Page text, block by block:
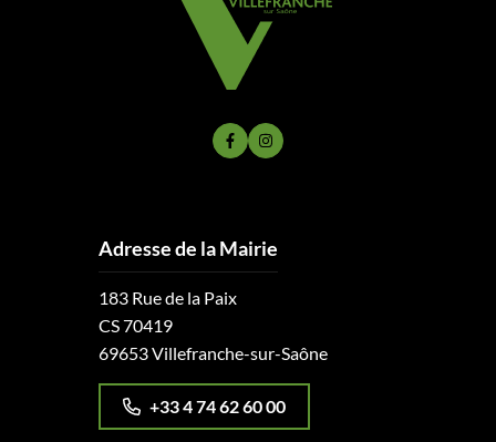
Lien vers le compte Facebook
Lien vers le compte Instagram
Adresse de la Mairie
183 Rue de la Paix
CS 70419
69653 Villefranche-sur-Saône
+33 4 74 62 60 00